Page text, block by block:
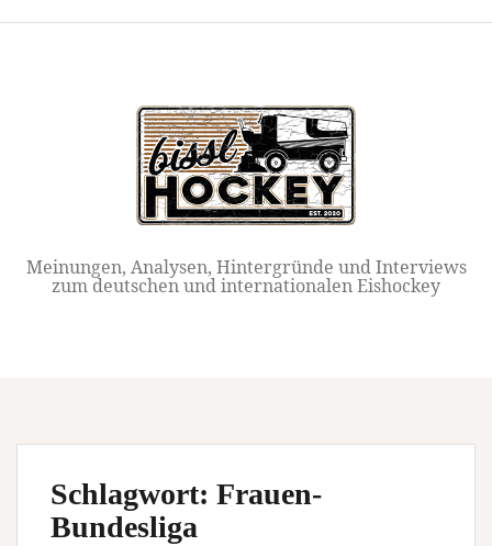
Meinungen, Analysen, Hintergründe und Interviews
zum deutschen und internationalen Eishockey
Schlagwort: Frauen-
Bundesliga